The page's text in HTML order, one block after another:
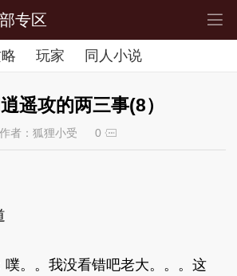
专区
玩家 同人小说
遥攻的两三事(8）
作者：狐狸小受 0
。。我没看错吧老大。。。这